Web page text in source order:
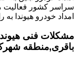
سراسر کشور فعالیت
امداد خودرو هیوندا به
مشکلات فنی
باقری,منطقه